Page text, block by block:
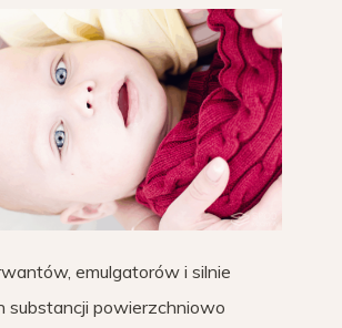
emulgatorów i silnie
substancji powierzchniowo